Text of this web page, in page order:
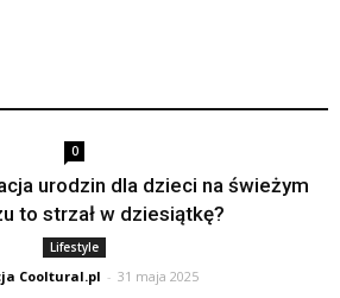
0
urodzin dla dzieci na świeżym
to strzał w dziesiątkę?
Lifestyle
Cooltural.pl - 31 maja 2025